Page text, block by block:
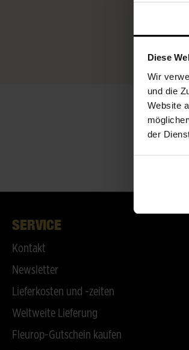
Diese
Wir
und die
Website
der
SERVICE
Kontakt
Newsletter
Lieferkosten und -zeiten
Weltweite Lieferung
Fleurop-Gutschein kaufen